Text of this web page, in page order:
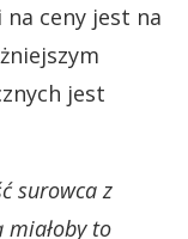
na ceny jest na
jest
surowca z
miałoby to